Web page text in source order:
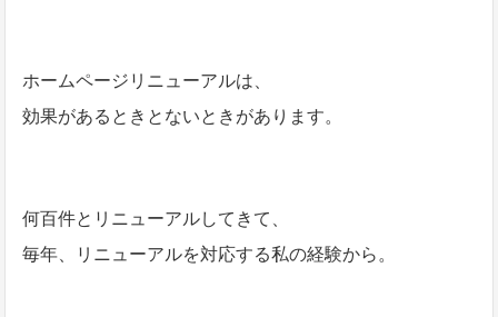
ホームページリニューアルは、
効果があるときとないときがあります。
何百件とリニューアルしてきて、
毎年、リニューアルを対応する私の経験から。